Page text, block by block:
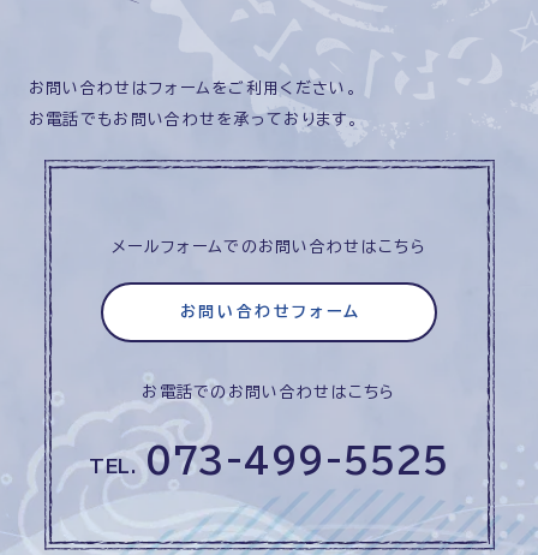
お問い合わせはフォームをご利用ください。
お電話でもお問い合わせを承っております。
メールフォームでのお問い合わせはこちら
お問い合わせフォーム
お電話でのお問い合わせはこちら
TEL. 073-499-5525